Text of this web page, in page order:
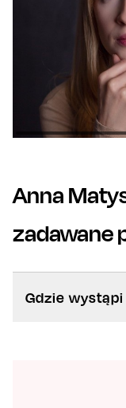
Anna
zadawane
Gdzie